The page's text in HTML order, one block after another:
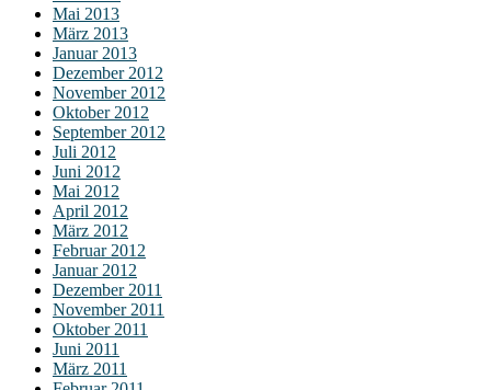
Mai 2013
März 2013
Januar 2013
Dezember 2012
November 2012
Oktober 2012
September 2012
Juli 2012
Juni 2012
Mai 2012
April 2012
März 2012
Februar 2012
Januar 2012
Dezember 2011
November 2011
Oktober 2011
Juni 2011
März 2011